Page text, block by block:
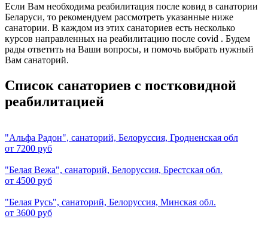
Если Вам необходима реабилитация после ковид в санатории
Беларуси, то рекомендуем рассмотреть указанные ниже
санатории. В каждом из этих санаториев есть несколько
курсов направленных на реабилитацию после covid . Будем
рады ответить на Ваши вопросы, и помочь выбрать нужный
Вам санаторий.
Список санаториев с постковидной
реабилитацией
"Альфа Радон", санаторий, Белоруссия, Гродненская обл
от 7200 руб
"Белая Вежа", санаторий, Белоруссия, Брестская обл.
от 4500 руб
"Белая Русь", санаторий, Белоруссия, Минская обл.
от 3600 руб